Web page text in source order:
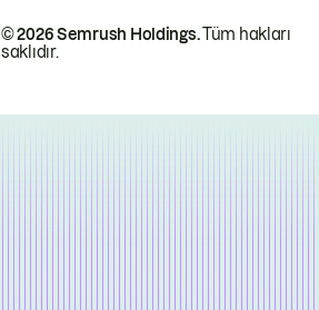
© 2026 Semrush Holdings.Tüm hakları
saklıdır.